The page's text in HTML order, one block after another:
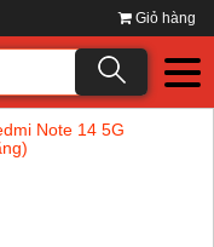
Giỏ hàng
Note 14 5G